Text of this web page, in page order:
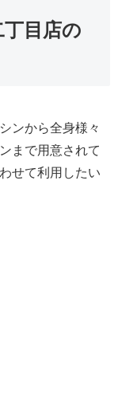
目店の
ンから全身様々
まで用意されて
せて利用したい